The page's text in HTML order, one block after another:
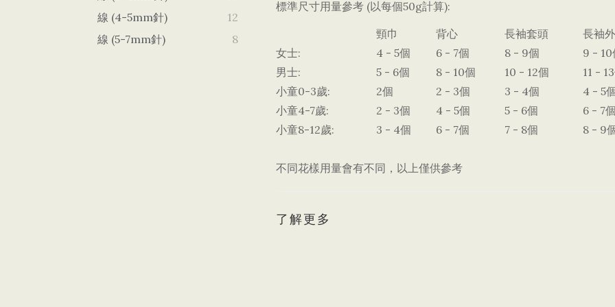
線 (4-5mm針)
12
線 (5-7mm針)
8
標準尺寸用量參考 (以每個50g計算):
頸巾
背心 長袖套頭
長袖
女士:
4 - 5個 6 - 7個 8 - 9個
9 - 10
男士:
5 - 6個 8 - 10個 10 - 12個
11 -
小童0-3歲:
2個 2 - 3個 3 - 4個
4 - 5
小童4-7歲:
2 - 3個 4 - 5個 5 - 6個
6 - 7個
小童8-12歲:
3 - 4個 6 - 7個 7 - 8個 8 - 9
不同花樣用量會有不同，以上僅供參考
了解更多